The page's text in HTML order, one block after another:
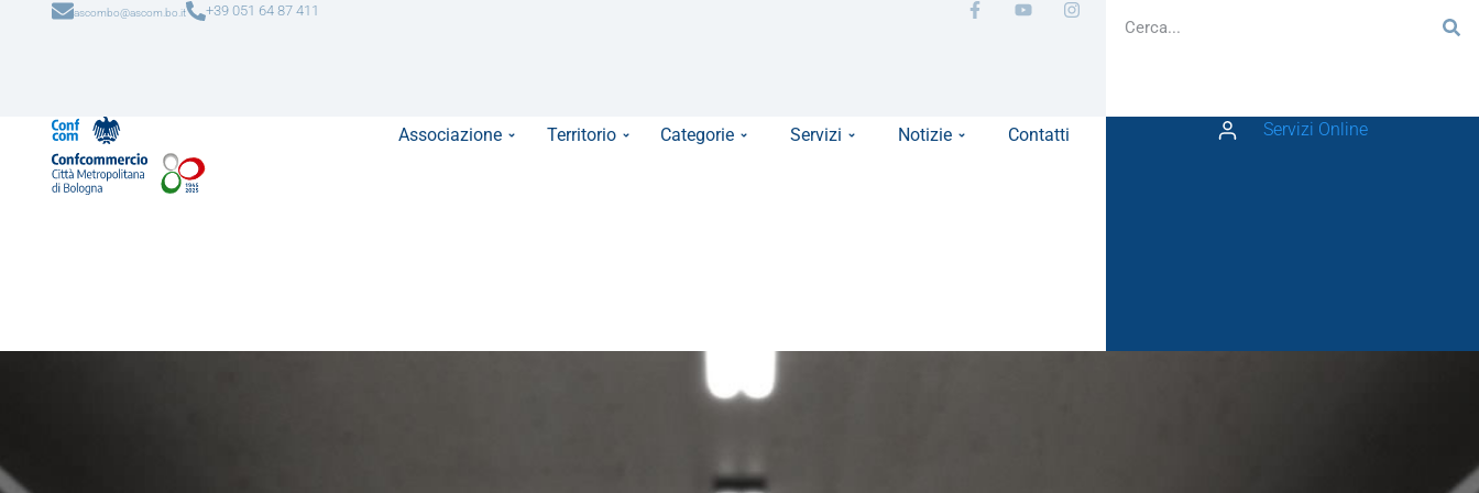
ascombo@ascom.bo.it +39 051 64 87 411
Associazione Territorio Categorie Servizi Notizie Contatti Servizi Online